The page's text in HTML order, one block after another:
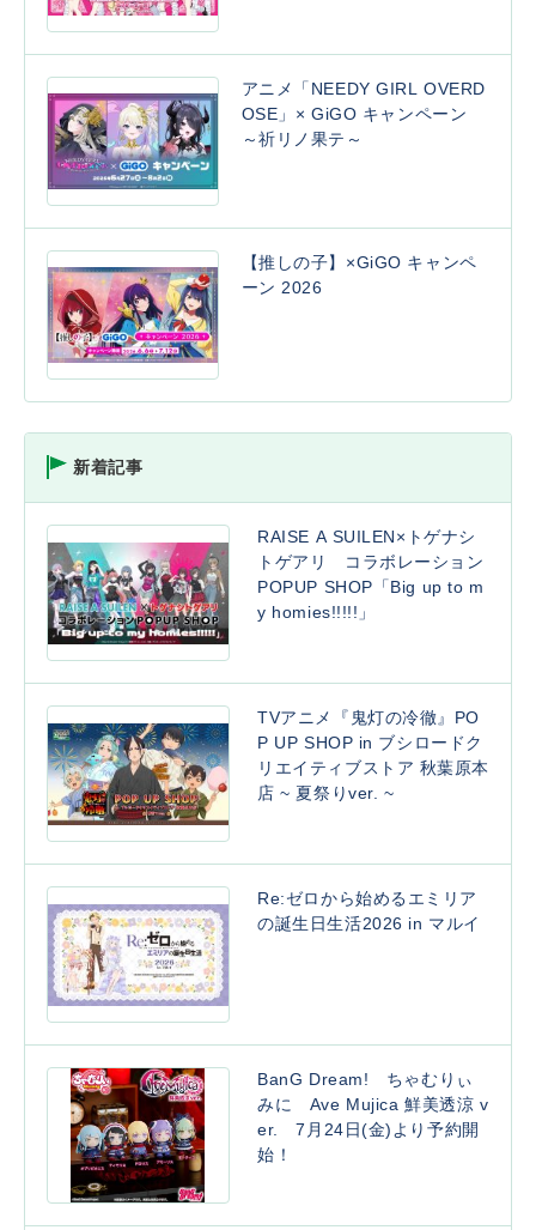
アニメ「NEEDY GIRL OVERD
OSE」× GiGO キャンペーン
～祈リノ果テ～
【推しの子】×GiGO キャンペ
ーン 2026
新着記事
RAISE A SUILEN×トゲナシ
トゲアリ コラボレーション
POPUP SHOP「Big up to m
y homies!!!!!」
TVアニメ『鬼灯の冷徹』PO
P UP SHOP in ブシロードク
リエイティブストア 秋葉原本
店 ~ 夏祭りver. ~
Re:ゼロから始めるエミリア
の誕生日生活2026 in マルイ
BanG Dream! ちゃむりぃ
みに Ave Mujica 鮮美透涼 v
er. 7月24日(金)より予約開
始！